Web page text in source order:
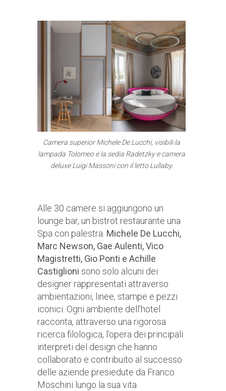
Camera superior Michele De Lucchi, visibili la
lampada Tolomeo e la sedia Radetzky e camera
deluxe Luigi Massoni con il letto Lullaby.
Alle 30 camere si aggiungono un
lounge bar, un bistrot restaurante una
Spa con palestra. Michele De Lucchi,
Marc Newson, Gae Aulenti, Vico
Magistretti, Gio Ponti e Achille
Castiglioni sono solo alcuni dei
designer rappresentati attraverso
ambientazioni, linee, stampe e pezzi
iconici. Ogni ambiente dell’hotel
racconta, attraverso una rigorosa
ricerca filologica, l’opera dei principali
interpreti del design che hanno
collaborato e contribuito al successo
delle aziende presiedute da Franco
Moschini lungo la sua vita